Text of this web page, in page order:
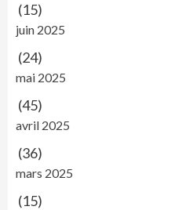
(15)
juin 2025
(24)
mai 2025
(45)
avril 2025
(36)
mars 2025
(15)